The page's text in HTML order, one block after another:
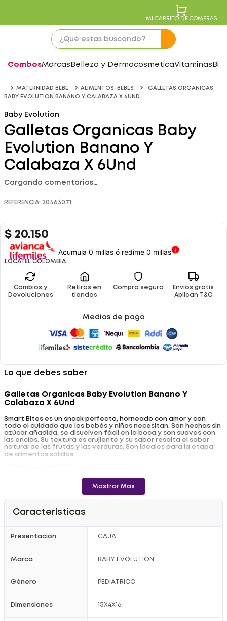
MI CARRITO DE COMPRAS
CombosMarcas Belleza y DermocosmeticaVitaminas
MATERNIDAD BEBE ALIMENTOS-BEBES
GALLETAS ORGANICAS
BABY EVOLUTION BANANO Y CALABAZA X 6UND
Baby Evolution
Galletas Organicas Baby
Evolution Banano Y
Calabaza X 6Und
Cargando comentarios…
REFERENCIA: 20463071
$ 20.150
Acumula 0 millas ó redime 0 millas
LOCATEL COLOMBIA
Cambios y
Devoluciones
Retiros en
tiendas
Compra segura
Envíos gratis
Aplican T&C
Medios de pago
Lo que debes saber
Galletas Organicas Baby Evolution Banano Y
Calabaza X 6Und
Smart Bites es un snack perfecto, horneado con amor y con
todo el cuidado que los bebés y niños necesitan. Son hechas sin
azúcar añadida, se disuelven fácil en la boca y son suaves con
las encías. Su textura es crujiente y su sabor resalta el sabor
natural de las frutas y las verduras. Son ideales para la etapa
de alimentos sólidos.
- Se disuelven fácil en la boca
Mostrar Más
Características
Presentación CAJA
Marca BABY EVOLUTION
Género PEDIATRICO
Dimensiones 15X4X16